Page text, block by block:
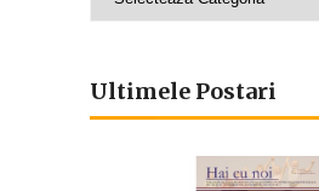
Ultimele Postari